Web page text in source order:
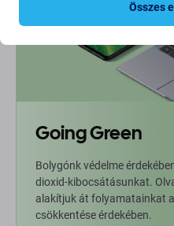
Going Green
Bolygónk védelme
dioxid-kibocsátásunkat.
alakítjuk át folyamatainkat
csökkentése érdekében.
Összes